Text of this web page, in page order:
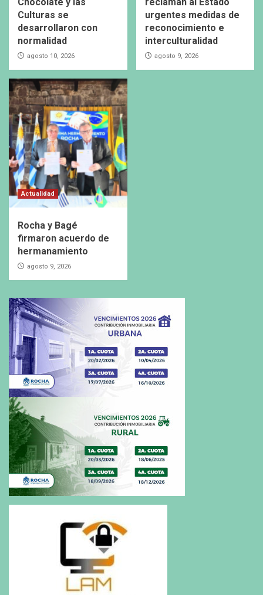
Culturas se
desarrollaron con
normalidad
agosto 10, 2026
urgentes medidas de
reconocimiento e
interculturalidad
agosto 9, 2026
Actualidad
Rocha y Bagé
firmaron acuerdo de
hermanamiento
agosto 9, 2026